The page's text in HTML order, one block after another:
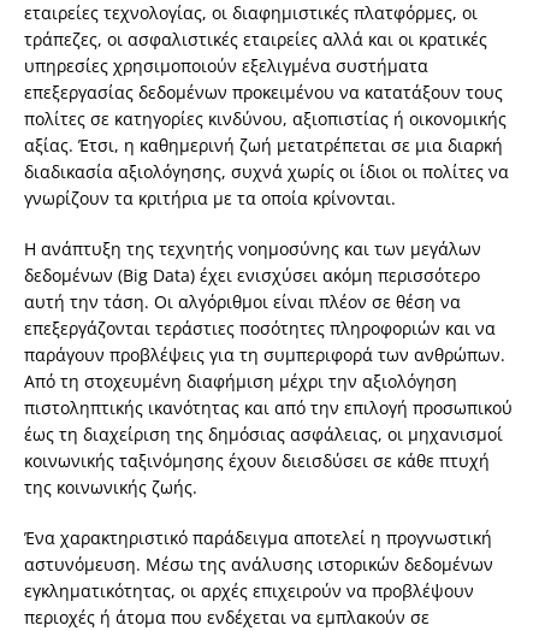
εταιρείες τεχνολογίας, οι διαφημιστικές πλατφόρμες, οι
τράπεζες, οι ασφαλιστικές εταιρείες αλλά και οι κρατικές
υπηρεσίες χρησιμοποιούν εξελιγμένα συστήματα
επεξεργασίας δεδομένων προκειμένου να κατατάξουν τους
πολίτες σε κατηγορίες κινδύνου, αξιοπιστίας ή οικονομικής
αξίας. Έτσι, η καθημερινή ζωή μετατρέπεται σε μια διαρκή
διαδικασία αξιολόγησης, συχνά χωρίς οι ίδιοι οι πολίτες να
γνωρίζουν τα κριτήρια με τα οποία κρίνονται.
Η ανάπτυξη της τεχνητής νοημοσύνης και των μεγάλων
δεδομένων (Big Data) έχει ενισχύσει ακόμη περισσότερο
αυτή την τάση. Οι αλγόριθμοι είναι πλέον σε θέση να
επεξεργάζονται τεράστιες ποσότητες πληροφοριών και να
παράγουν προβλέψεις για τη συμπεριφορά των ανθρώπων.
Από τη στοχευμένη διαφήμιση μέχρι την αξιολόγηση
πιστοληπτικής ικανότητας και από την επιλογή προσωπικού
έως τη διαχείριση της δημόσιας ασφάλειας, οι μηχανισμοί
κοινωνικής ταξινόμησης έχουν διεισδύσει σε κάθε πτυχή
της κοινωνικής ζωής.
Ένα χαρακτηριστικό παράδειγμα αποτελεί η προγνωστική
αστυνόμευση. Μέσω της ανάλυσης ιστορικών δεδομένων
εγκληματικότητας, οι αρχές επιχειρούν να προβλέψουν
περιοχές ή άτομα που ενδέχεται να εμπλακούν σε